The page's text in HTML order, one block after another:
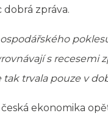
zpráva.
s
trvala pouze v
ekonomika